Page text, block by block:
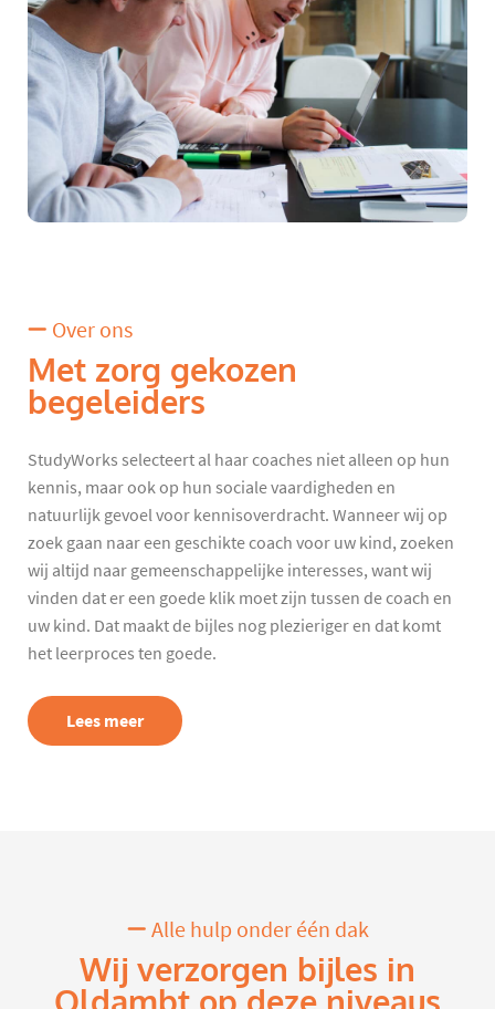
Over ons
Met zorg gekozen
begeleiders
StudyWorks selecteert al haar coaches niet alleen op hun
kennis, maar ook op hun sociale vaardigheden en
natuurlijk gevoel voor kennisoverdracht. Wanneer wij op
zoek gaan naar een geschikte coach voor uw kind, zoeken
wij altijd naar gemeenschappelijke interesses, want wij
vinden dat er een goede klik moet zijn tussen de coach en
uw kind. Dat maakt de bijles nog plezieriger en dat komt
het leerproces ten goede.
Lees meer
Alle hulp onder één dak
Wij verzorgen bijles in